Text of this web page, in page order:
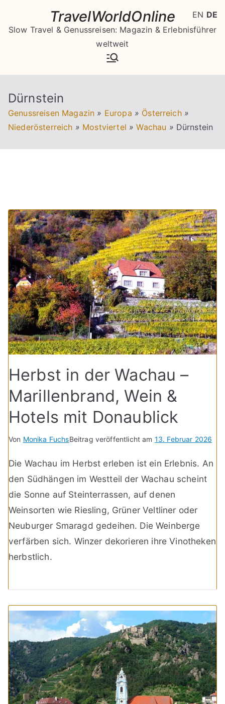
springen
TravelWorldOnline
Slow Travel & Genussreisen: Magazin & Erlebnisführer
weltweit
Dürnstein
Genussreisen Magazin » Europa » Österreich »
Niederösterreich » Mostviertel » Wachau » Dürnstein
Herbst in der Wachau –
Marillenbrand, Wein &
Hotels mit Donaublick
Von Monika FuchsBeitrag veröffentlicht am 13. Februar 2026
Die Wachau im Herbst erleben ist ein Erlebnis. An
den Südhängen im Westteil der Wachau scheint
die Sonne auf Steinterrassen, auf denen
Weinsorten wie Riesling, Grüner Veltliner oder
Neuburger Smaragd gedeihen. Die Weinberge
verfärben sich. Winzer dekorieren ihre Vinotheken
herbstlich.
EN DE